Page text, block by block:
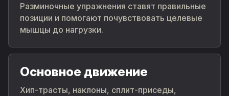
Разминочные упражнения ставят правильные
позиции и помогают почувствовать целевые
мышцы до нагрузки.
Основное движение
Хип-трасты, наклоны, сплит-приседы,